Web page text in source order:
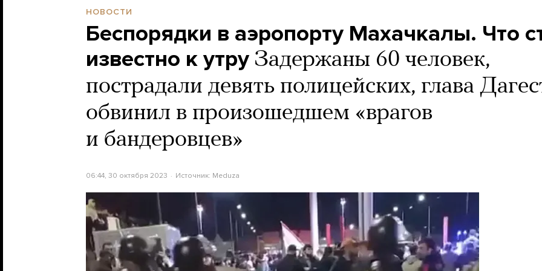
НОВОСТИ
Беспорядки в аэропорту Махачкалы. Что
известно к утру Задержаны 60 человек,
пострадали девять полицейских, глава
обвинил в произошедшем «врагов
и бандеровцев»
06:44, 30 октября 2023 Источник: Meduza